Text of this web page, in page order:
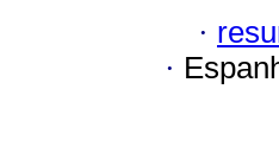
·
·